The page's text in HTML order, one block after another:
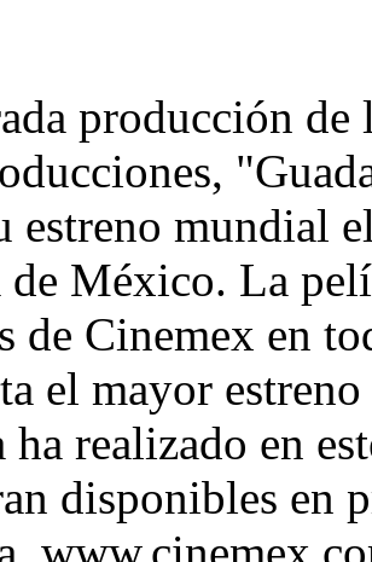
producción de
estreno mundial
de México. La
de Cinemex en
el mayor
ha realizado en
disponibles en